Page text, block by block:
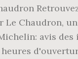
Le Chaudron,
avis des